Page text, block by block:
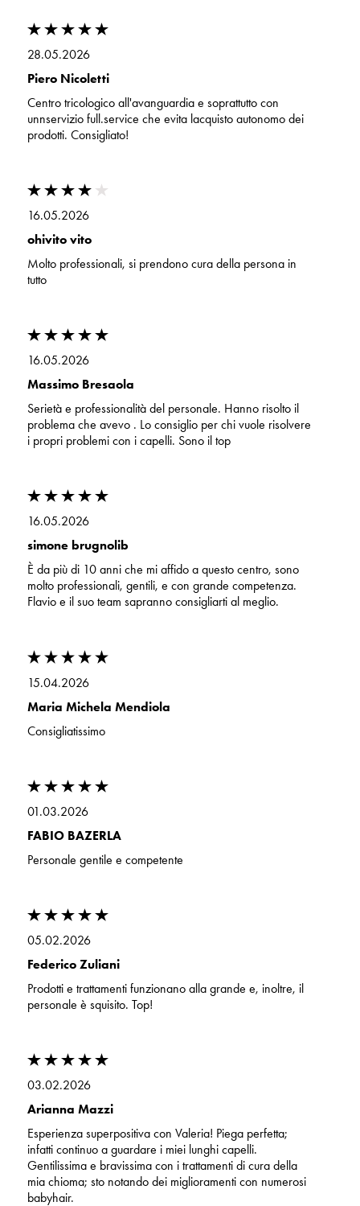
28.05.2026
Piero Nicoletti
Centro tricologico all'avanguardia e soprattutto con
unnservizio full.service che evita lacquisto autonomo dei
prodotti. Consigliato!
16.05.2026
ohivito vito
Molto professionali, si prendono cura della persona in
tutto
16.05.2026
Massimo Bresaola
Serietà e professionalità del personale. Hanno risolto il
problema che avevo . Lo consiglio per chi vuole risolvere
i propri problemi con i capelli. Sono il top
16.05.2026
simone brugnolib
È da più di 10 anni che mi affido a questo centro, sono
molto professionali, gentili, e con grande competenza.
Flavio e il suo team sapranno consigliarti al meglio.
15.04.2026
Maria Michela Mendiola
Consigliatissimo
01.03.2026
FABIO BAZERLA
Personale gentile e competente
05.02.2026
Federico Zuliani
Prodotti e trattamenti funzionano alla grande e, inoltre, il
personale è squisito. Top!
03.02.2026
Arianna Mazzi
Esperienza superpositiva con Valeria! Piega perfetta;
infatti continuo a guardare i miei lunghi capelli.
Gentilissima e bravissima con i trattamenti di cura della
mia chioma; sto notando dei miglioramenti con numerosi
babyhair.